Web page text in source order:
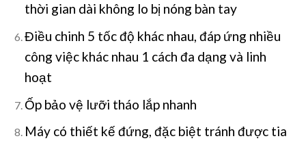
thời gian dài không lo bị nóng bàn tay
Điều chinh 5 tốc độ khác nhau, đáp ứng nhiều
công việc khác nhau 1 cách đa dạng và linh
hoạt
Ốp bảo vệ lưỡi tháo lắp nhanh
Máy có thiết kế đứng, đặc biệt tránh được tia